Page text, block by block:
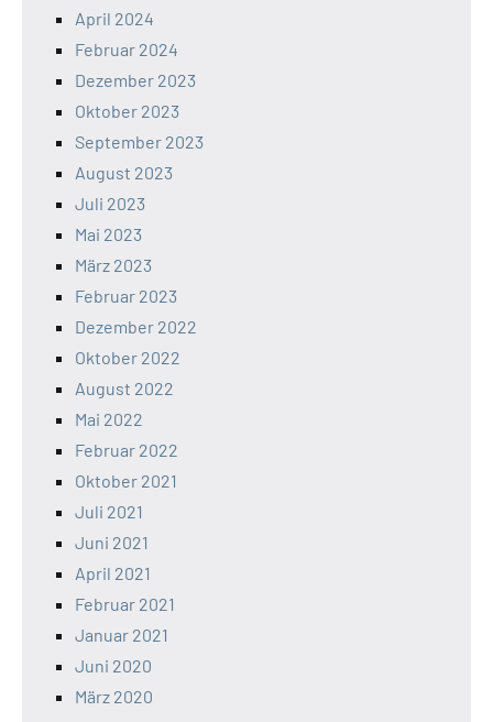
April 2024
Februar 2024
Dezember 2023
Oktober 2023
September 2023
August 2023
Juli 2023
Mai 2023
März 2023
Februar 2023
Dezember 2022
Oktober 2022
August 2022
Mai 2022
Februar 2022
Oktober 2021
Juli 2021
Juni 2021
April 2021
Februar 2021
Januar 2021
Juni 2020
März 2020